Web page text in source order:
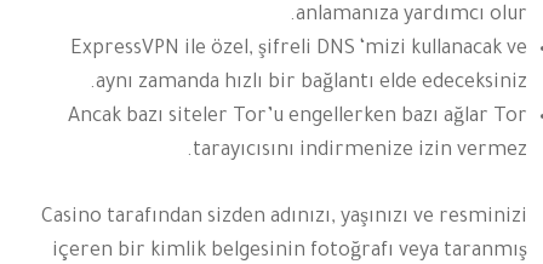
anlamanıza yardımcı olur.
ExpressVPN ile özel, şifreli DNS ‘mizi kullanacak ve
aynı zamanda hızlı bir bağlantı elde edeceksiniz.
Ancak bazı siteler Tor’u engellerken bazı ağlar Tor
tarayıcısını indirmenize izin vermez.
Casino tarafından sizden adınızı, yaşınızı ve resminizi
içeren bir kimlik belgesinin fotoğrafı veya taranmış